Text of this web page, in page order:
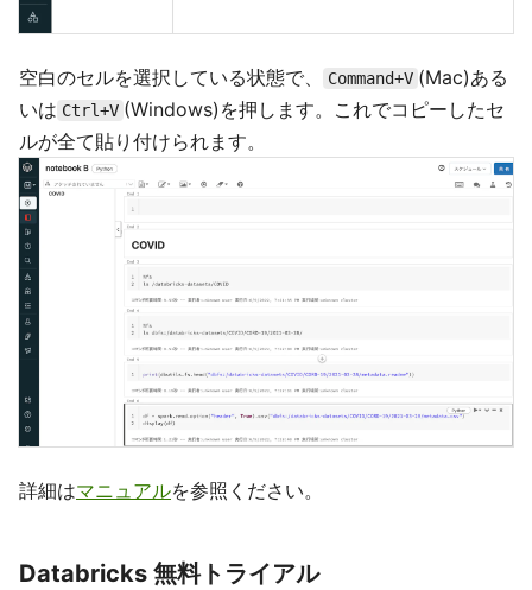
空白のセルを選択している状態で、 Command+V (Mac)ある
いは Ctrl+V (Windows)を押します。これでコピーしたセ
ルが全て貼り付けられます。
詳細はマニュアルを参照ください。
Databricks 無料トライアル